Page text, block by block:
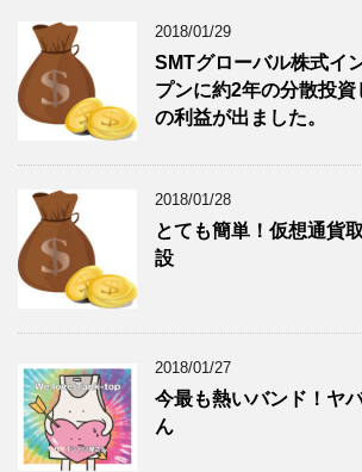
2018/01/29
SMTグローバル株式イ
プンに約2年の分散投
の利益が出ました。
2018/01/28
とても簡単！仮想通貨
設
2018/01/27
今最も熱いバンド！ヤ
ん